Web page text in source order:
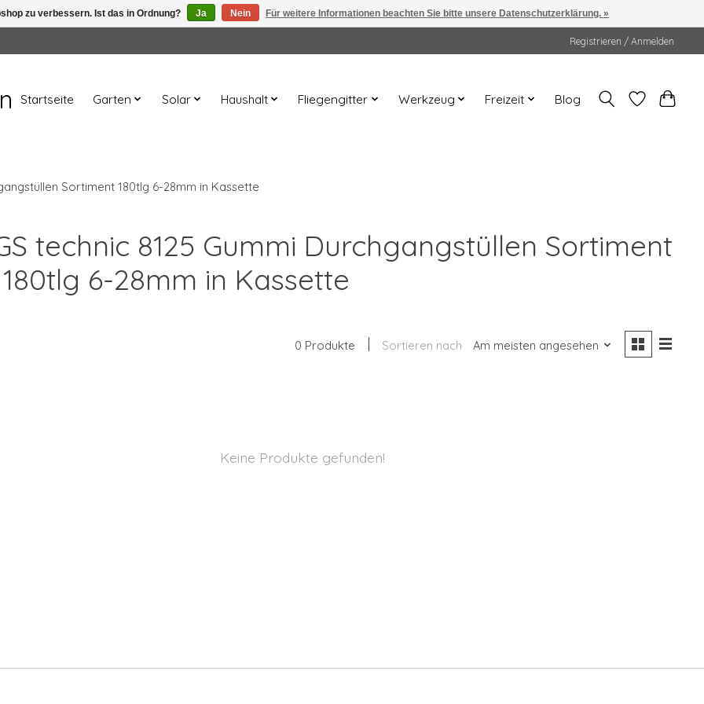
Registrieren / Anmelden
Startseite Garten Solar Haushalt Fliegengitter Werkzeug Freizeit Blog
Sortiment 180tlg 6-28mm in Kassette
technic 8125 Gummi Durchgangstüllen Sortiment
180tlg 6-28mm in Kassette
0 Produkte Sortieren nach Am meisten angesehen
Keine Produkte gefunden!
zu verbessern. Ist das in Ordnung? Ja Nein Für weitere Informationen beachten Sie bitte unsere Datenschutzerklärung. »